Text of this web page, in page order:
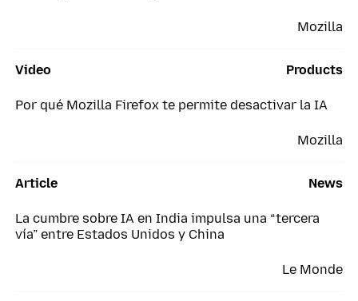
Mozilla
Video
Mozilla
Products
Por qué Mozilla Firefox te permite desactivar la IA
Article
Le Monde
News
La cumbre sobre IA en India impulsa una “tercera
vía” entre Estados Unidos y China